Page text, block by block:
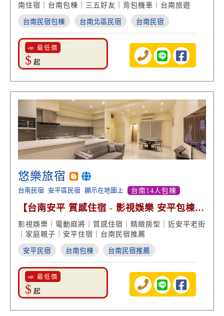
南住宿｜台南包棟｜三五好友｜背包機車｜台南旅遊
台南民宿包棟 台南北區民宿 台南民宿
📣 最低價
$ 起
悠樂旅宿
台南民宿 安平區民宿 顯示在地圖上 台南14人包棟
【台南安平 質感住宿 - 影視娛樂 安平包棟
渡假享受】
影視娛樂｜電動麻將｜質感住宿｜精緻房型｜近安平老街
｜家庭親子｜安平住宿｜台南民宿推薦
安平民宿 台南包棟 台南民宿推薦
📣 最低價
$ 起